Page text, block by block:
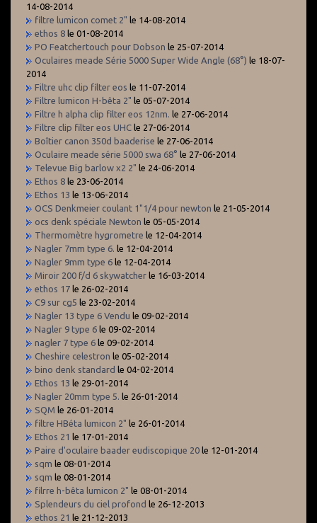
14-08-2014
filtre lumicon comet 2" le 14-08-2014
ethos 8 le 01-08-2014
PO Featchertouch pour Dobson le 25-07-2014
Oculaires meade Série 5000 Super Wide Angle (68°) le 18-07-
2014
Filtre uhc clip filter eos le 11-07-2014
Filtre lumicon H-bêta 2" le 05-07-2014
Filtre h alpha clip filter eos 12nm. le 27-06-2014
Filtre clip filter eos UHC le 27-06-2014
Boîtier canon 350d baaderise le 27-06-2014
Oculaire meade série 5000 swa 68° le 27-06-2014
Televue Big barlow x2 2" le 24-06-2014
Ethos 8 le 23-06-2014
Ethos 13 le 13-06-2014
OCS Denkmeier coulant 1"1/4 pour newton le 21-05-2014
ocs denk spéciale Newton le 05-05-2014
Thermomètre hygrometre le 12-04-2014
Nagler 7mm type 6. le 12-04-2014
Nagler 9mm type 6 le 12-04-2014
Miroir 200 f/d 6 skywatcher le 16-03-2014
ethos 17 le 26-02-2014
C9 sur cg5 le 23-02-2014
Nagler 13 type 6 Vendu le 09-02-2014
Nagler 9 type 6 le 09-02-2014
nagler 7 type 6 le 09-02-2014
Cheshire celestron le 05-02-2014
bino denk standard le 04-02-2014
Ethos 13 le 29-01-2014
Nagler 20mm type 5. le 26-01-2014
SQM le 26-01-2014
filtre HBéta lumicon 2" le 26-01-2014
Ethos 21 le 17-01-2014
Paire d'oculaire baader eudiscopique 20 le 12-01-2014
sqm le 08-01-2014
sqm le 08-01-2014
filrre h-bêta lumicon 2" le 08-01-2014
Splendeurs du ciel profond le 26-12-2013
ethos 21 le 21-12-2013